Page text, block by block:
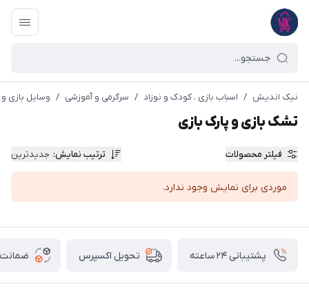
نیک اندیش / اسباب بازی ، کودک و نوزاد / سرگرمی و آموزشی / وسایل بازی
تشک بازی و پارک بازی
فیلتر محصولات ترتیب نمایش: جدیدترین
موردی برای نمایش وجود ندارد.
پشتیبانی ۲۴ ساعته تحویل اکسپرس ضمانت